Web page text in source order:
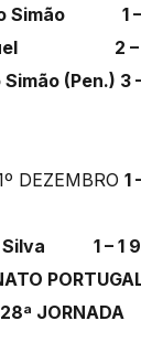
1 – 1
2 –
(Pen.) 3 –
DEZEMBRO 1
1 – 1
PORTUGAL